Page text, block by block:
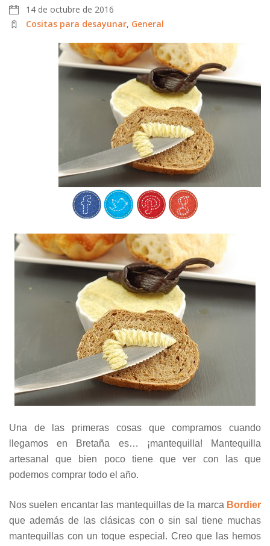
14 de octubre de 2016
Cositas para desayunar, General
Una de las primeras cosas que compramos cuando
llegamos en Bretaña es… ¡mantequilla! Mantequilla
artesanal que bien poco tiene que ver con las que
podemos comprar todo el año.
Nos suelen encantar las mantequillas de la marca Bordier
que además de las clásicas con o sin sal tiene muchas
mantequillas con un toque especial. Creo que las hemos